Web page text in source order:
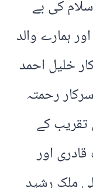
کی بے
ہمارے والد
خلیل احمد
رحمتہ
تقریب کے
اور